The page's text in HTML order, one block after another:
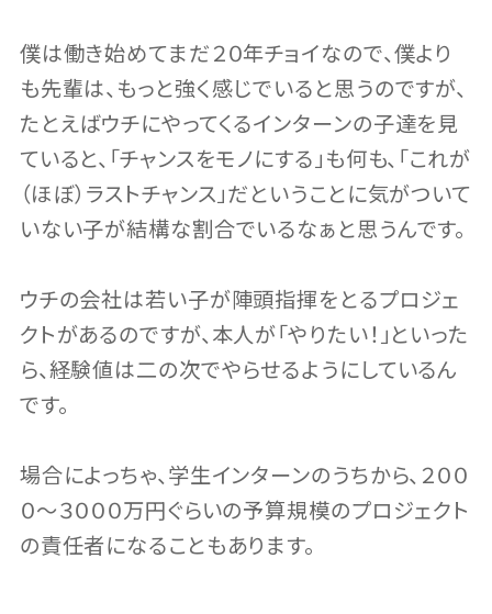
僕は働き始めてまだ２０年チョイなので、僕より
も先輩は、もっと強く感じでいると思うのですが、
たとえばウチにやってくるインターンの子達を見
ていると、「チャンスをモノにする」も何も、「これが
（ほぼ）ラストチャンス」だということに気がついて
いない子が結構な割合でいるなぁと思うんです。
ウチの会社は若い子が陣頭指揮をとるプロジェ
クトがあるのですが、本人が「やりたい！」といった
ら、経験値は二の次でやらせるようにしているん
です。
場合によっちゃ、学生インターンのうちから、２００
０〜３０００万円ぐらいの予算規模のプロジェクト
の責任者になることもあります。